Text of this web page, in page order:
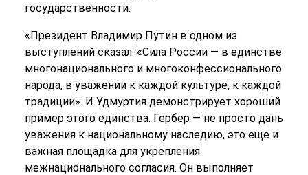
государственности.
«Президент Владимир Путин в одном из
выступлений сказал: «Сила России — в единстве
многонационального и многоконфессионального
народа, в уважении к каждой культуре, к каждой
традиции». И Удмуртия демонстрирует хороший
пример этого единства. Гербер — не просто дань
уважения к национальному наследию, это еще и
важная площадка для укрепления
межнационального согласия. Он выполняет